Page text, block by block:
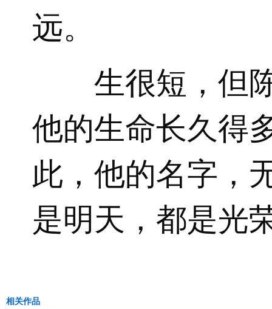
远。
生很短，但
他的生命长久得
此，他的名字，
是明天，都是光
相关作品